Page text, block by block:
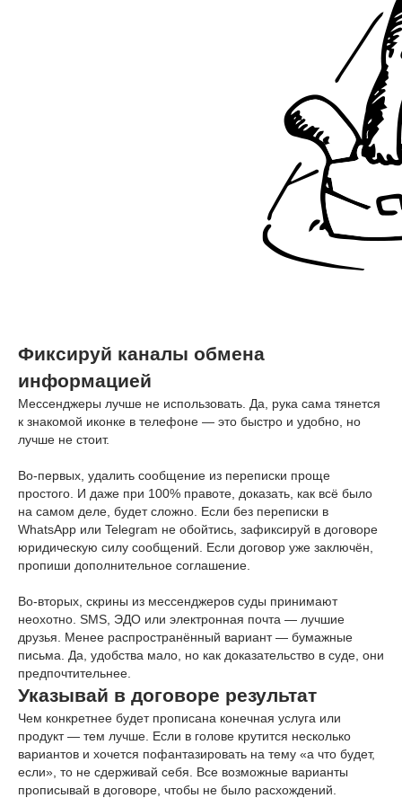
Фиксируй каналы обмена
информацией
Мессенджеры лучше не использовать. Да, рука сама тянется
к знакомой иконке в телефоне — это быстро и удобно, но
лучше не стоит.
Во-первых, удалить сообщение из переписки проще
простого. И даже при 100% правоте, доказать, как всё было
на самом деле, будет сложно. Если без переписки в
WhatsApp или Telegram не обойтись, зафиксируй в договоре
юридическую силу сообщений. Если договор уже заключён,
пропиши дополнительное соглашение.
Во-вторых, скрины из мессенджеров суды принимают
неохотно. SMS, ЭДО или электронная почта — лучшие
друзья. Менее распространённый вариант — бумажные
письма. Да, удобства мало, но как доказательство в суде, они
предпочтительнее.
Указывай в договоре результат
Чем конкретнее будет прописана конечная услуга или
продукт — тем лучше. Если в голове крутится несколько
вариантов и хочется пофантазировать на тему «а что будет,
если», то не сдерживай себя. Все возможные варианты
прописывай в договоре, чтобы не было расхождений.